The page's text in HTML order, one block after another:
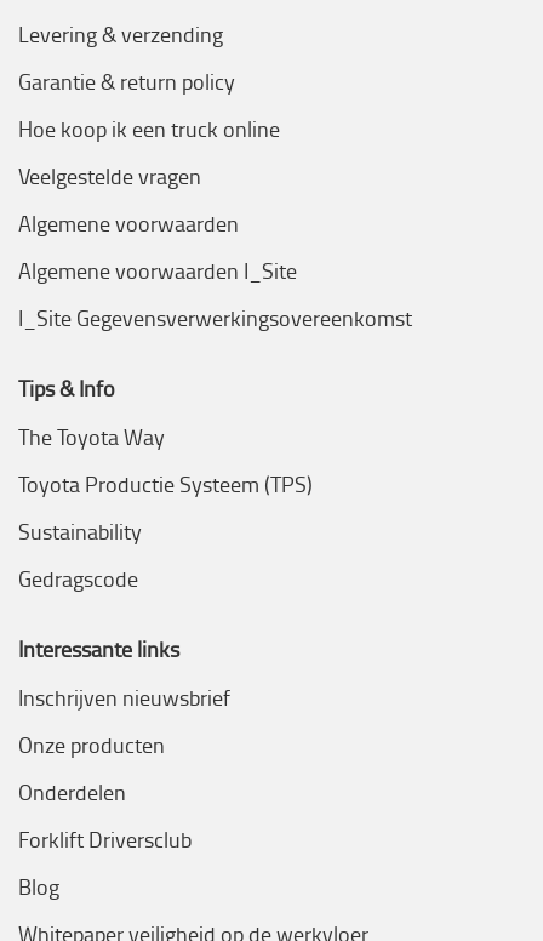
Levering & verzending
Garantie & return policy
Hoe koop ik een truck online
Veelgestelde vragen
Algemene voorwaarden
Algemene voorwaarden I_Site
I_Site Gegevensverwerkingsovereenkomst
Tips & Info
The Toyota Way
Toyota Productie Systeem (TPS)
Sustainability
Gedragscode
Interessante links
Inschrijven nieuwsbrief
Onze producten
Onderdelen
Forklift Driversclub
Blog
Whitepaper veiligheid op de werkvloer